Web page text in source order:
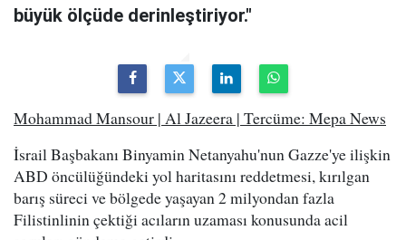
büyük ölçüde derinleştiriyor."
Mohammad Mansour | Al Jazeera | Tercüme: Mepa News
İsrail Başbakanı Binyamin Netanyahu'nun Gazze'ye ilişkin
ABD öncülüğündeki yol haritasını reddetmesi, kırılgan
barış süreci ve bölgede yaşayan 2 milyondan fazla
Filistinlinin çektiği acıların uzaması konusunda acil